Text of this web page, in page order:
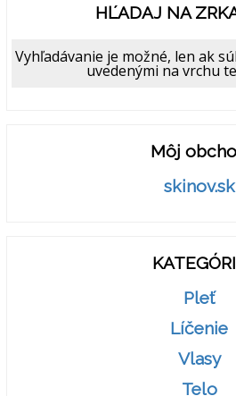
HĽADAJ NA
Vyhľadávanie je možné, len ak
uvedenými na vrchu
Môj
skinov.sk
Pleť
Líčenie
Vlasy
Telo